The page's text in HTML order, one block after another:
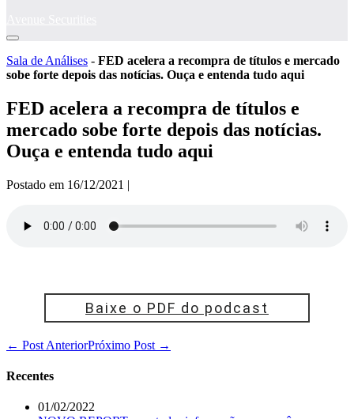
Alternância
menu
Sala de Análises - FED acelera a recompra de títulos e mercado
sobe forte depois das notícias. Ouça e entenda tudo aqui
FED acelera a recompra de títulos e
mercado sobe forte depois das notícias.
Ouça e entenda tudo aqui
Postado em 16/12/2021 |
Baixe o PDF do podcast
Navegação
post
← Post AnteriorPróximo Post →
Recentes
01/02/2022